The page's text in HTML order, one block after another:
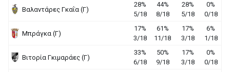
Βαλαντάρες Γκαΐα (Γ)
28%
5/18
44%
8/18
28%
5/18
0%
0/18
Μπράγκα (Γ)
17%
3/18
61%
11/18
17%
3/18
6%
1/18
Βιτορία Γκιμαράες (Γ)
33%
6/18
50%
9/18
17%
3/18
0%
0/18